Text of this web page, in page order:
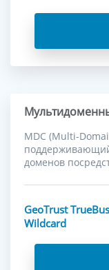
MDC (Multi-
доменов
GeoTrust
Wildcard